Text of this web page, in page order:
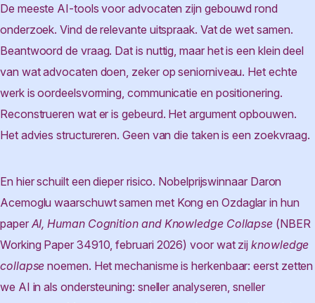
De meeste AI-tools voor advocaten zijn gebouwd rond
onderzoek. Vind de relevante uitspraak. Vat de wet samen.
Beantwoord de vraag. Dat is nuttig, maar het is een klein deel
van wat advocaten doen, zeker op seniorniveau. Het echte
werk is oordeelsvorming, communicatie en positionering.
Reconstrueren wat er is gebeurd. Het argument opbouwen.
Het advies structureren. Geen van die taken is een zoekvraag.
En hier schuilt een dieper risico. Nobelprijswinnaar Daron
Acemoglu waarschuwt samen met Kong en Ozdaglar in hun
paper AI, Human Cognition and Knowledge Collapse (NBER
Working Paper 34910, februari 2026) voor wat zijknowledge
collapse noemen. Het mechanisme is herkenbaar: eerst zetten
we AI in als ondersteuning: sneller analyseren, sneller